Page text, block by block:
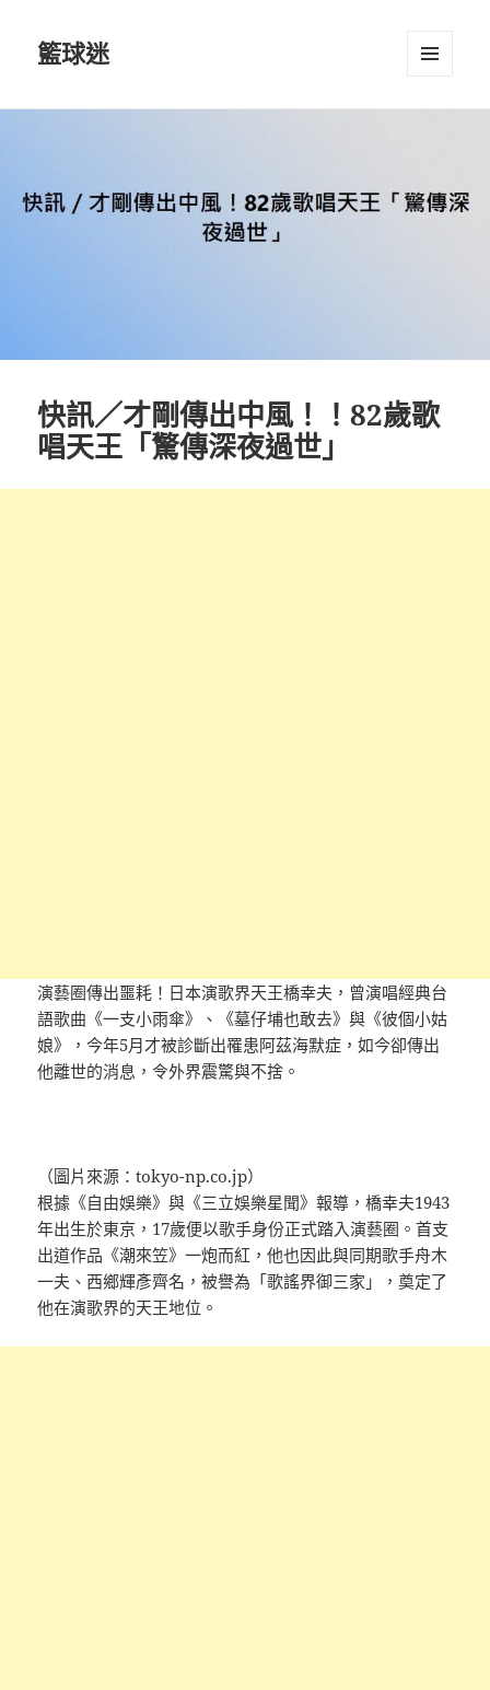
籃球迷
小工具
快訊／才剛傳出中風！！82歲歌
唱天王「驚傳深夜過世」
演藝圈傳出噩耗！日本演歌界天王橋幸夫，曾演唱經典台
語歌曲《一支小雨傘》、《墓仔埔也敢去》與《彼個小姑
娘》，今年5月才被診斷出罹患阿茲海默症，如今卻傳出
他離世的消息，令外界震驚與不捨。
（圖片來源：tokyo-np.co.jp）
根據《自由娛樂》與《三立娛樂星聞》報導，橋幸夫1943
年出生於東京，17歲便以歌手身份正式踏入演藝圈。首支
出道作品《潮來笠》一炮而紅，他也因此與同期歌手舟木
一夫、西鄉輝彥齊名，被譽為「歌謠界御三家」，奠定了
他在演歌界的天王地位。